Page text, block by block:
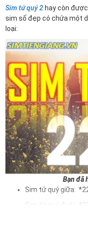
Sim tứ quý 2 hay còn
sim số đẹp có chứa một
loại:
Bạn đã
Sim tứ quý giữa:
Sim tứ quý đuôi: